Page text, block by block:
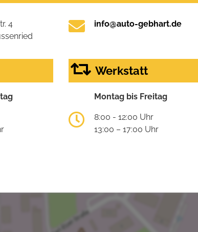
4
info@auto-gebhart.de
Werkstatt
Montag bis Freitag
8:00 - 12:00 Uhr
13:00 – 17:00 Uhr